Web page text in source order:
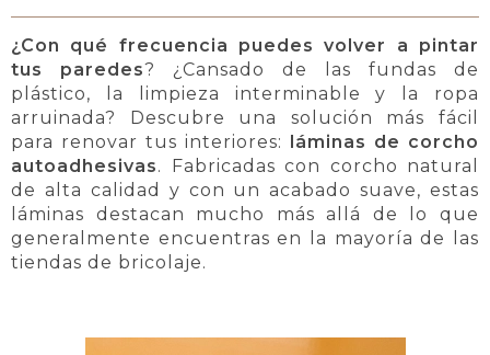
¿Con qué frecuencia puedes volver a pintar
tus paredes? ¿Cansado de las fundas de
plástico, la limpieza interminable y la ropa
arruinada? Descubre una solución más fácil
para renovar tus interiores:
láminas de corcho
autoadhesivas. Fabricadas con corcho natural
de alta calidad y con un acabado suave, estas
láminas destacan mucho más allá de lo que
generalmente encuentras en la mayoría de las
tiendas de bricolaje.